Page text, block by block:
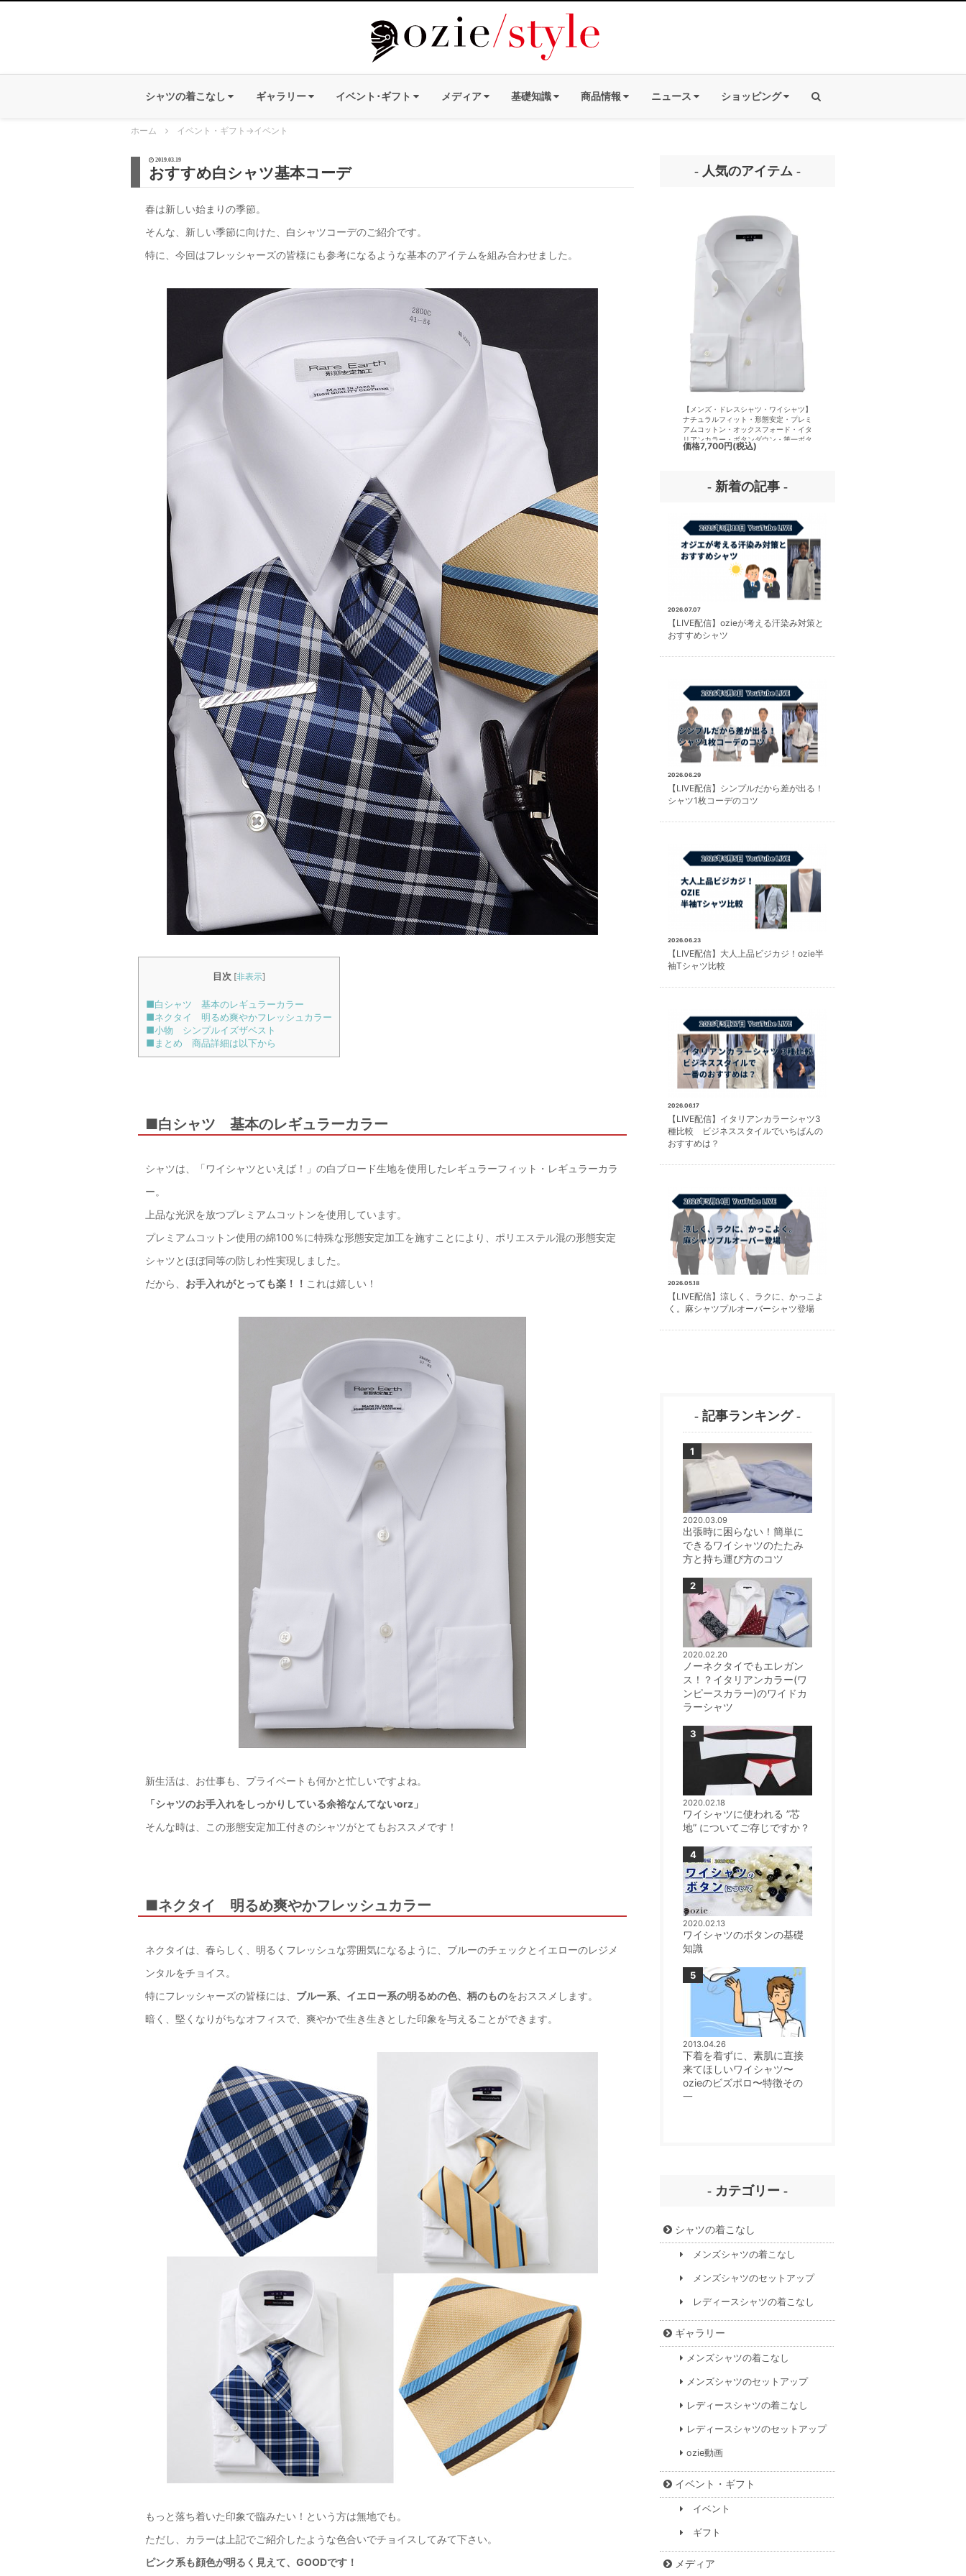
シャツの着こなし ギャラリー イベント･ギフト メディア 基礎知識 商品情報 ニュース ショッピング
ホーム イベント・ギフト →イベント
2019.03.19
おすすめ白シャツ基本コーデ
春は新しい始まりの季節。
そんな、新しい季節に向けた、白シャツコーデのご紹介です。
特に、今回はフレッシャーズの皆様にも参考になるような基本のアイテムを組み合わせました。
目次 [非表示]
■白シャツ 基本のレギュラーカラー
■ネクタイ 明るめ爽やかフレッシュカラー
■小物 シンプルイズザベスト
■まとめ 商品詳細は以下から
■白シャツ 基本のレギュラーカラー
シャツは、「ワイシャツといえば！」の白ブロード生地を使用したレギュラーフィット・レギュラーカラ
ー。
上品な光沢を放つプレミアムコットンを使用しています。
プレミアムコットン使用の綿100％に特殊な形態安定加工を施すことにより、ポリエステル混の形態安定
シャツとほぼ同等の防しわ性実現しました。
だから、 お手入れがとっても楽！！ これは嬉しい！
新生活は、お仕事も、プライベートも何かと忙しいですよね。
「シャツのお手入れをしっかりしている余裕なんてないorz」
そんな時は、この形態安定加工付きのシャツがとてもおススメです！
■ネクタイ 明るめ爽やかフレッシュカラー
ネクタイは、春らしく、明るくフレッシュな雰囲気になるように、ブルーのチェックとイエローのレジメ
ンタルをチョイス。
特にフレッシャーズの皆様には、 ブルー系、イエロー系の明るめの色、柄のものをおススメします。
暗く、堅くなりがちなオフィスで、爽やかで生き生きとした印象を与えることができます。
もっと落ち着いた印象で臨みたい！という方は無地でも。
ただし、カラーは上記でご紹介したような色合いでチョイスしてみて下さい。
ピンク系も顔色が明るく見えて、GOODです！
- 人気のアイテム -
【メンズ・ドレスシャツ・ワイシャツ】
ナチュラルフィット・プレミアムコット
ン100番手双糸・イタリアンカラー・ボ
タンダウン・第一ボタンあり・ポケット
7,700円
【メンズ・ドレスシャツ・ワイシャツ】
ナチュラルフィット・形態安定・プレミ
アムコットン・オックスフォード・イタ
リアンカラー・ボタンダウン・第一ボタ
ンあり
価格7,700円(税込)
- 新着の記事 -
2026.07.07
【LIVE配信】ozieが考える汗染み対策と
おすすめシャツ
2026.06.29
【LIVE配信】シンプルだから差が出る！
シャツ1枚コーデのコツ
2026.06.23
【LIVE配信】大人上品ビジカジ！ozie半
袖Tシャツ比較
2026.06.17
【LIVE配信】イタリアンカラーシャツ3
種比較 ビジネススタイルでいちばんの
おすすめは？
2026.05.18
【LIVE配信】涼しく、ラクに、かっこよ
く。麻シャツプルオーバーシャツ登場
- 記事ランキング -
2020.03.09
出張時に困らない！簡単に
できるワイシャツのたたみ
方と持ち運び方のコツ
2020.02.20
ノーネクタイでもエレガン
ス！？イタリアンカラー(ワ
ンピースカラー)のワイドカ
ラーシャツ
2020.02.18
ワイシャツに使われる ”芯
地” についてご存じですか？
2020.02.13
ワイシャツのボタンの基礎
知識
2013.04.26
下着を着ずに、素肌に直接
来てほしいワイシャツ〜
ozieのビズポロ〜特徴その
一
- カテゴリー -
シャツの着こなし
メンズシャツの着こなし
メンズシャツのセットアップ
レディースシャツの着こなし
ギャラリー
メンズシャツの着こなし
メンズシャツのセットアップ
レディースシャツの着こなし
レディースシャツのセットアップ
ozie動画
イベント・ギフト
イベント
ギフト
メディア